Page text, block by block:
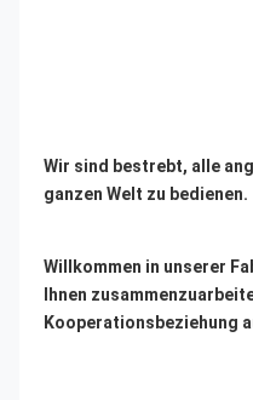
Wir sind bestrebt, alle
ganzen Welt zu bedienen.
Willkommen in unserer
Ihnen
Kooperationsbeziehung